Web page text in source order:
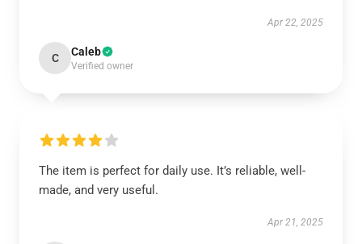
Apr 22, 2025
C Caleb
Verified owner
The item is perfect for daily use. It’s reliable, well-
made, and very useful.
Apr 21, 2025